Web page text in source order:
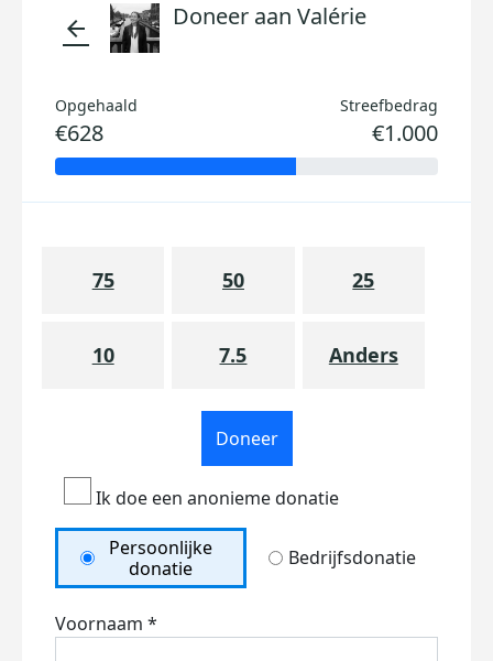
arrow_back Doneer aan Valérie
Opgehaald
€628
Streefbedrag
€1.000
75 50 25
10 7.5 Anders
Doneer
Ik doe een anonieme donatie
Persoonlijke
donatie
Bedrijfsdonatie
Voornaam *